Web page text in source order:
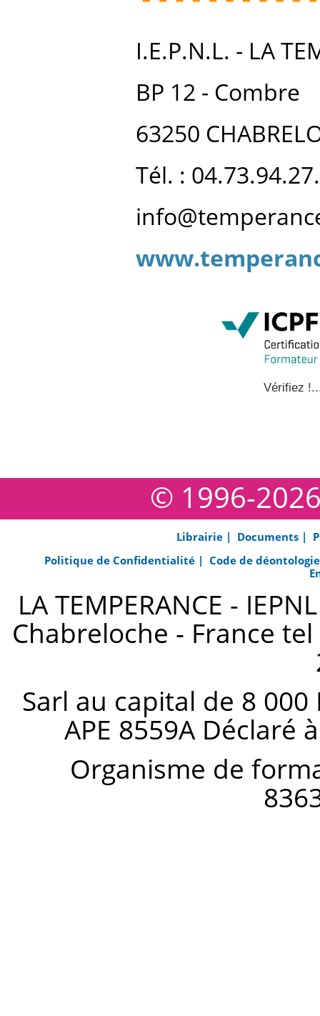
I.E.P.N.L. - LA
BP 12 - Combre
63250
Tél. :
Vérifiez
© 1996-2026
Librairie | Documents |
Politique de Confidentialité | Code de
LA TEMPERANCE -
Chabreloche - France
Sarl au capital de 8 000
APE 8559A Déclaré
Organisme de